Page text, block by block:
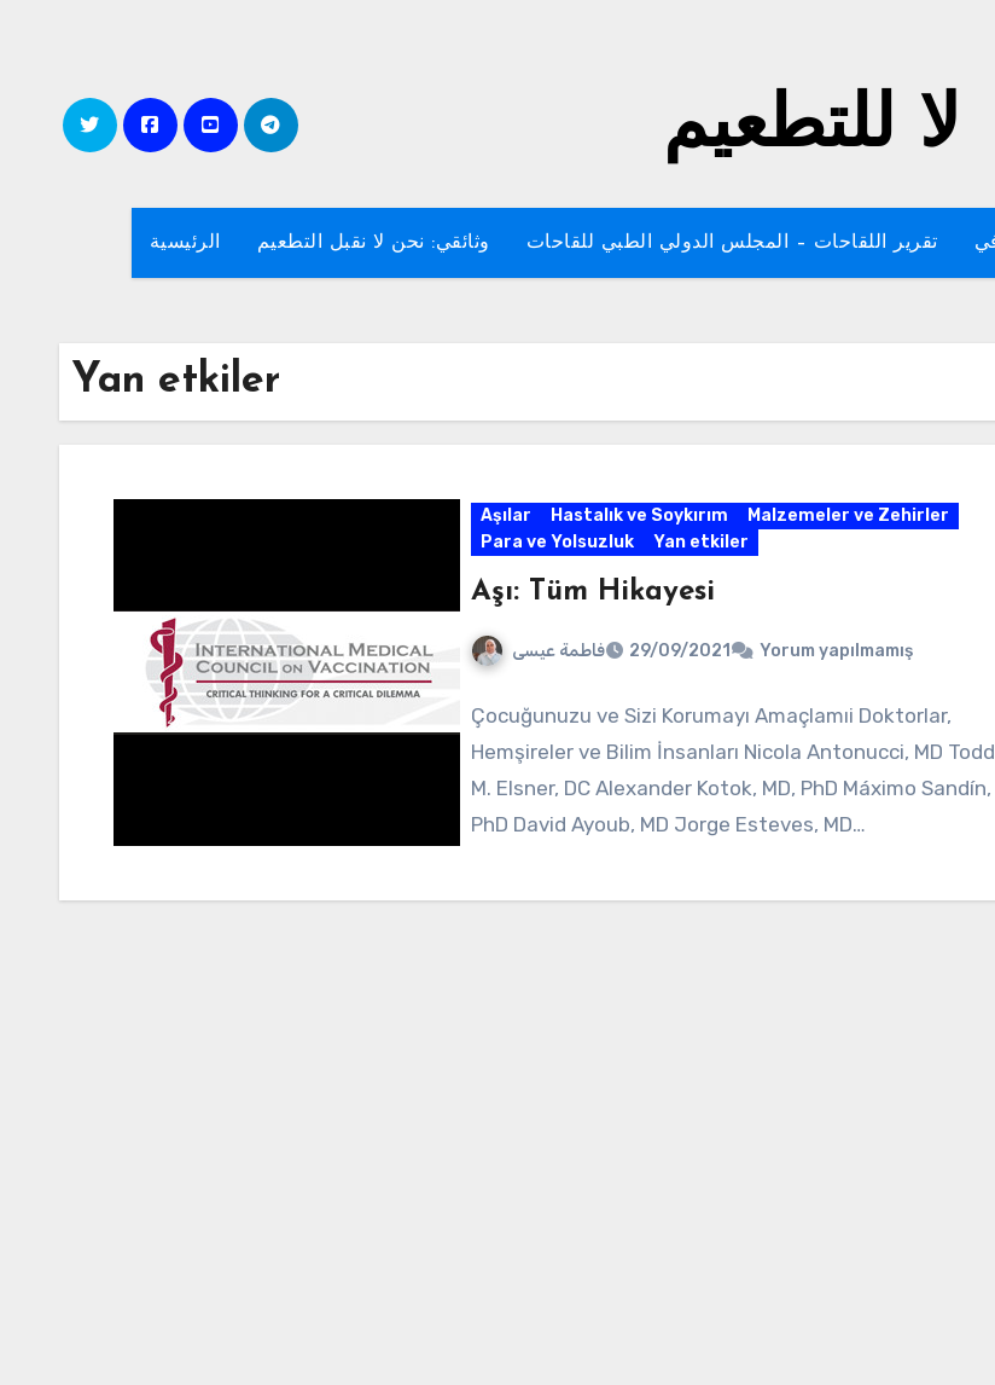
لا للتطعيم
الرئيسية وثائقي: نحن لا نقبل التطعيم تقرير اللقاحات – المجلس الدولي الطبي للقاحات
Yan etkiler
Aşılar Hastalık ve Soykırım
Malzemeler ve Zehirler
Para ve Yolsuzluk
Yan etkiler
Aşı: Tüm Hikayesi
فاطمة عيسى 29/09/2021 Yorum yapılmamış
Çocuğunuzu ve Sizi Korumayı Amaçlamıi Doktorlar,
Hemşireler ve Bilim İnsanları Nicola Antonucci, MD Todd
M. Elsner, DC Alexander Kotok, MD, PhD Máximo Sandín,
PhD David Ayoub, MD Jorge Esteves, MD…